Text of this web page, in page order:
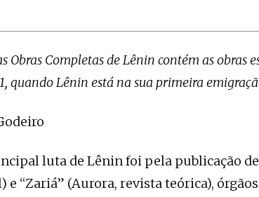
Obras Completas de Lênin contém as obras
quando Lênin está na sua primeira
luta de Lênin foi pela publicação
e “Zariá” (Aurora, revista teórica),